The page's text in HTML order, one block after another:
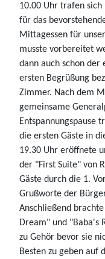
10.00 Uhr trafen
für das
Mittagessen für
musste vorbereitet
dann auch schon der
ersten Begrüßung
Zimmer. Nach dem
gemeinsame
Entspannungspause
die ersten Gäste in
19.30 Uhr eröffnete
der "First Suite" von
Gäste durch die 1.
Grußworte der
Anschließend
Dream" und "Baba's
zu Gehör bevor sie
Besten zu geben auf